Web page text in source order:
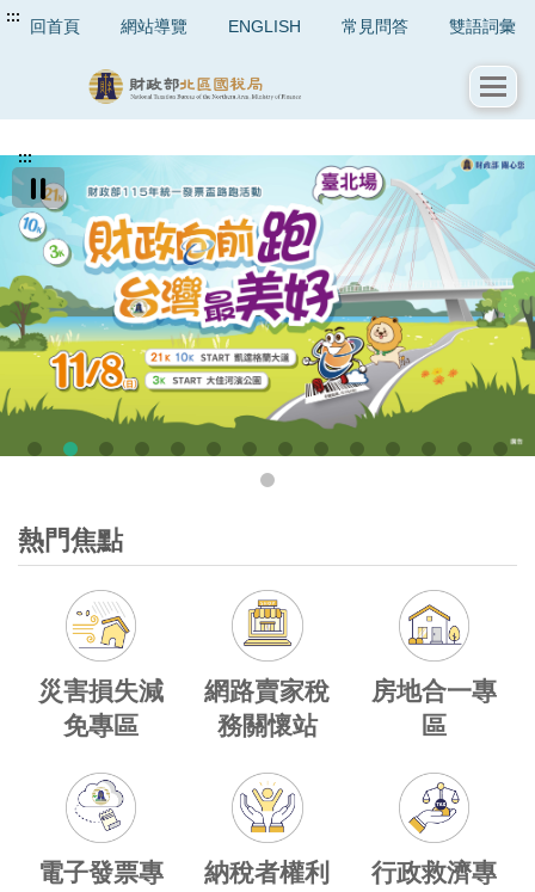
::: 回首頁 網站導覽 ENGLISH 常見問答 雙語詞彙
:::
熱門焦點
災害損失減
免專區
網路賣家稅
務關懷站
房地合一專
區
電子發票專
納稅者權利
行政救濟專